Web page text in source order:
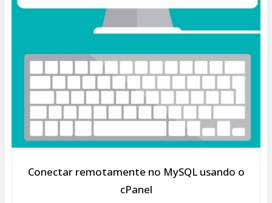
Conectar remotamente no MySQL usando o
cPanel